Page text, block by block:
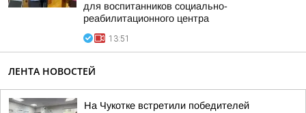
для воспитанников социально-
реабилитационного центра
13:51
ЛЕНТА НОВОСТЕЙ
На Чукотке встретили победителей